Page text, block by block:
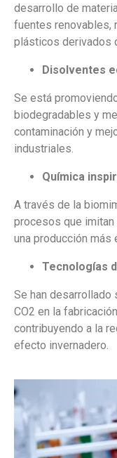
desarrollo de
fuentes renovables,
plásticos derivados
Disolventes
Se está
biodegradables y
contaminación y
industriales.
Química
A través de la
procesos que
una producción
Tecnologías
Se han desarrollado
CO2 en la
contribuyendo a la
efecto invernadero.